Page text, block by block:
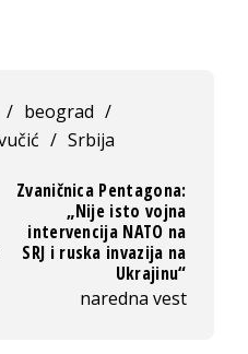
/ beograd /
/ Srbija
Zvaničnica Pentagona:
„Nije isto vojna
intervencija NATO na
SRJ i ruska invazija na
Ukrajinu“
naredna vest